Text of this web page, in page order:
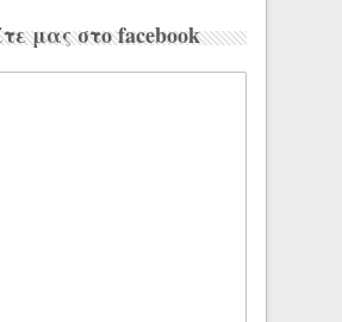
μας στο facebook